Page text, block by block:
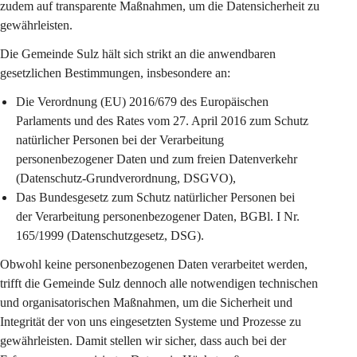
zudem auf transparente Maßnahmen, um die Datensicherheit zu
gewährleisten.
Die Gemeinde Sulz hält sich strikt an die anwendbaren
gesetzlichen Bestimmungen, insbesondere an:
Die Verordnung (EU) 2016/679 des Europäischen
Parlaments und des Rates vom 27. April 2016 zum Schutz
natürlicher Personen bei der Verarbeitung
personenbezogener Daten und zum freien Datenverkehr
(Datenschutz-Grundverordnung, DSGVO),
Das Bundesgesetz zum Schutz natürlicher Personen bei
der Verarbeitung personenbezogener Daten, BGBl. I Nr.
165/1999 (Datenschutzgesetz, DSG).
Obwohl keine personenbezogenen Daten verarbeitet werden,
trifft die Gemeinde Sulz dennoch alle notwendigen technischen
und organisatorischen Maßnahmen, um die Sicherheit und
Integrität der von uns eingesetzten Systeme und Prozesse zu
gewährleisten. Damit stellen wir sicher, dass auch bei der